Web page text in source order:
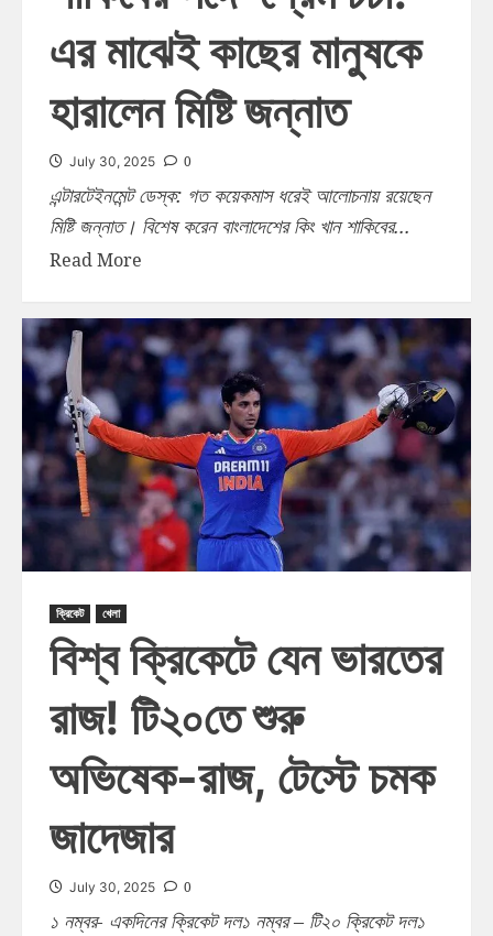
এর মাঝেই কাছের মানুষকে
হারালেন মিষ্টি জন্নাত
July 30, 2025 0
এন্টারটেইনমেন্ট ডেস্ক: গত কয়েকমাস ধরেই আলোচনায় রয়েছেন
মিষ্টি জন্নাত। বিশেষ করেন বাংলাদেশের কিং খান শাকিবের...
Read More
ক্রিকেট খেলা
বিশ্ব ক্রিকেটে যেন ভারতের
রাজ! টি২০তে শুরু
অভিষেক-রাজ, টেস্টে চমক
জাদেজার
July 30, 2025 0
১ নম্বর- একদিনের ক্রিকেট দল১ নম্বর – টি২০ ক্রিকেট দল১